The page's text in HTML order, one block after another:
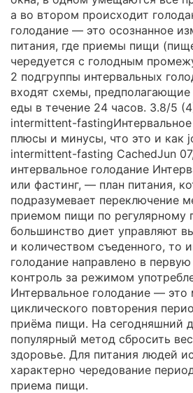
а во втором происходит
голодание — это осознанное
питания, где приемы пищи
чередуется с голодным
2 подгруппы интервальных
входят схемы,
еды в течение 24 часов. 3.8/5
intermittent-
плюсы и минусы, что это и как
intermittent-fasting CachedJun
интервальное голодание
или фастинг, — план питания,
подразумевает переключение
приемом пищи по регулярному
большинство диет управляют
и количеством съеденного, то
голодание направлено в
контроль за режимом
Интервальное голодание — это
циклического повторения
приёма пищи. На сегодняшний
популярный метод сбросить
здоровье. Для питания людей
характерно чередование
приема пищи.